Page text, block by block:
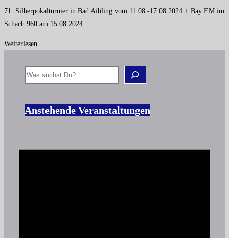
71. Silberpokalturnier in Bad Aibling vom 11.08.-17.08.2024 + Bay EM im
Schach 960 am 15.08.2024
Weiterlesen
Anstehende Veranstaltungen